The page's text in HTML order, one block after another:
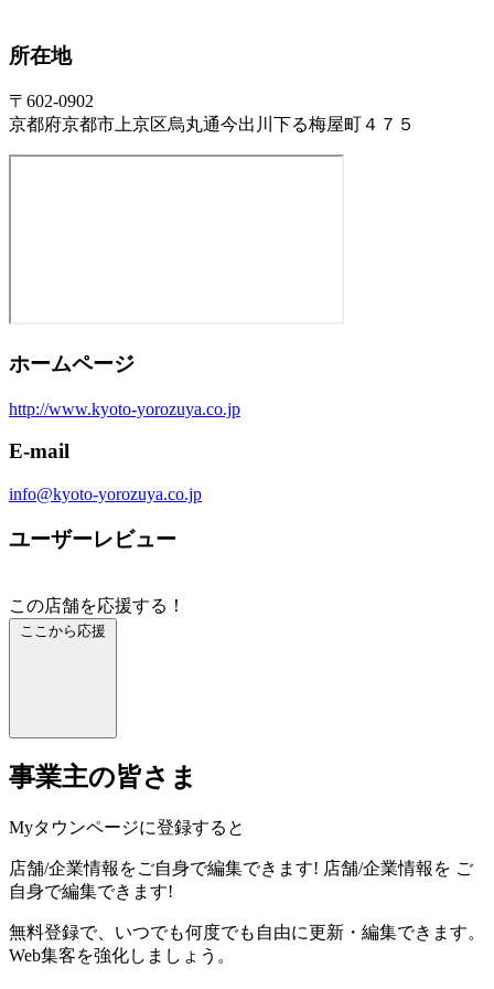
所在地
〒602-0902
京都府京都市上京区烏丸通今出川下る梅屋町４７５
ホームページ
http://www.kyoto-yorozuya.co.jp
E-mail
info@kyoto-yorozuya.co.jp
ユーザーレビュー
この店舗を応援する！
ここから応援
事業主の皆さま
Myタウンページに登録すると
店舗/企業情報をご自身で編集できます! 店舗/企業情報を ご
自身で編集できます!
無料登録で、いつでも何度でも自由に更新・編集できます。
Web集客を強化しましょう。